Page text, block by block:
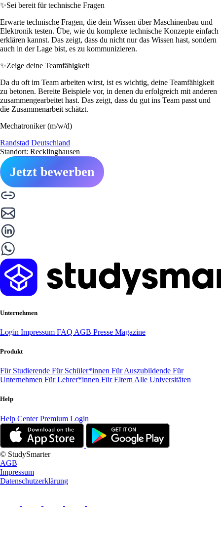
✨Sei bereit für technische Fragen
Erwarte technische Fragen, die dein Wissen über Maschinenbau und
Elektronik testen. Übe, wie du komplexe technische Konzepte einfach
erklären kannst. Das zeigt, dass du nicht nur das Wissen hast, sondern
auch in der Lage bist, es zu kommunizieren.
✨Zeige deine Teamfähigkeit
Da du oft im Team arbeiten wirst, ist es wichtig, deine Teamfähigkeit
zu betonen. Bereite Beispiele vor, in denen du erfolgreich mit anderen
zusammengearbeitet hast. Das zeigt, dass du gut ins Team passt und
die Zusammenarbeit schätzt.
Mechatroniker (m/w/d)
Randstad Deutschland
Standort: Recklinghausen
Jetzt bewerben
Unternehmen
Login Impressum FAQ AGB Presse Magazine
Produkt
Für Studierende Für Schüler*innen Für Auszubildende Für
Unternehmen Für Lehrer*innen Für Eltern Alle Universitäten
Help
Help CenterPremium Login
© StudySmarter
AGB
Impressum
Datenschutzerklärung